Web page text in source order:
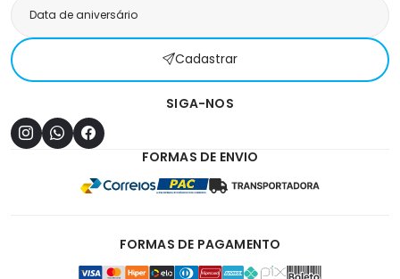
Cadastrar
SIGA-NOS
FORMAS DE ENVIO
FORMAS DE PAGAMENTO